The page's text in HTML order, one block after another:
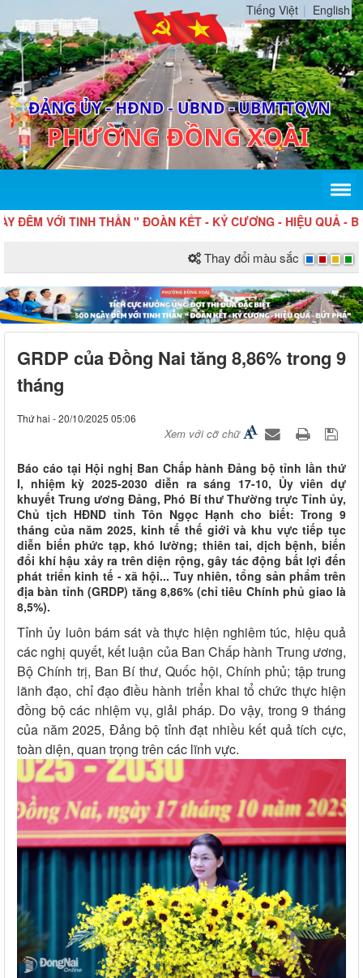
Tiếng Việt English
THẦN " ĐOÀN KẾT - KỶ CƯƠNG - HIỆU QUẢ - BỨT PHÁ "
Thay đổi màu sắc
GRDP của Đồng Nai tăng 8,86% trong 9
tháng
Thứ hai - 20/10/2025 05:06
Xem với cỡ chữ
Báo cáo tại Hội nghị Ban Chấp hành Đảng bộ tỉnh lần thứ
I, nhiệm kỳ 2025-2030 diễn ra sáng 17-10, Ủy viên dự
khuyết Trung ương Đảng, Phó Bí thư Thường trực Tỉnh ủy,
Chủ tịch HĐND tỉnh Tôn Ngọc Hạnh cho biết: Trong 9
tháng của năm 2025, kinh tế thế giới và khu vực tiếp tục
diễn biến phức tạp, khó lường; thiên tai, dịch bệnh, biến
đổi khí hậu xảy ra trên diện rộng, gây tác động bất lợi đến
phát triển kinh tế - xã hội... Tuy nhiên, tổng sản phẩm trên
địa bàn tỉnh (GRDP) tăng 8,86% (chỉ tiêu Chính phủ giao là
8,5%).
Tỉnh ủy luôn bám sát và thực hiện nghiêm túc, hiệu quả
các nghị quyết, kết luận của Ban Chấp hành Trung ương,
Bộ Chính trị, Ban Bí thư, Quốc hội, Chính phủ; tập trung
lãnh đạo, chỉ đạo điều hành triển khai tổ chức thực hiện
đồng bộ các nhiệm vụ, giải pháp. Do vậy, trong 9 tháng
của năm 2025, Đảng bộ tỉnh đạt nhiều kết quả tích cực,
toàn diện, quan trọng trên các lĩnh vực.